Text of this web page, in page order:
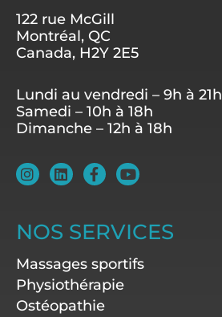
122 rue McGill
Montréal, QC
Canada, H2Y 2E5
Lundi au vendredi – 9h à 21h
Samedi – 10h à 18h
Dimanche – 12h à 18h
I
n
a
g
r
a
m
L
i
e
d
n
F
a
b
o
k
-
f
Y
o
u
b
e
NOS SERVICES
Massages sportifs
Physiothérapie
Ostéopathie